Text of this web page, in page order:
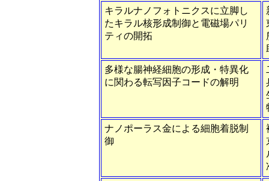
キラルナノフォトニクスに立脚し
たキラル核形成制御と電磁場パリ
ティの開拓
多様な腸神経細胞の形成・特異化
に関わる転写因子コードの解明
ナノポーラス金による細胞着脱制
御